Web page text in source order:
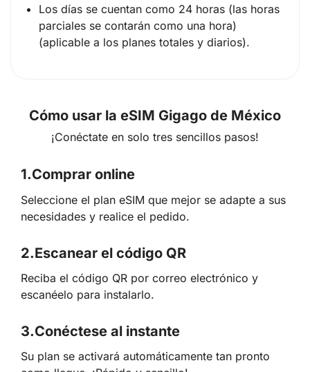
Los días se cuentan como 24 horas (las horas
parciales se contarán como una hora)
(aplicable a los planes totales y diarios).
Cómo usar la eSIM Gigago de México
¡Conéctate en solo tres sencillos pasos!
1.Comprar online
Seleccione el plan eSIM que mejor se adapte a sus
necesidades y realice el pedido.
2.Escanear el código QR
Reciba el código QR por correo electrónico y
escanéelo para instalarlo.
3.Conéctese al instante
Su plan se activará automáticamente tan pronto